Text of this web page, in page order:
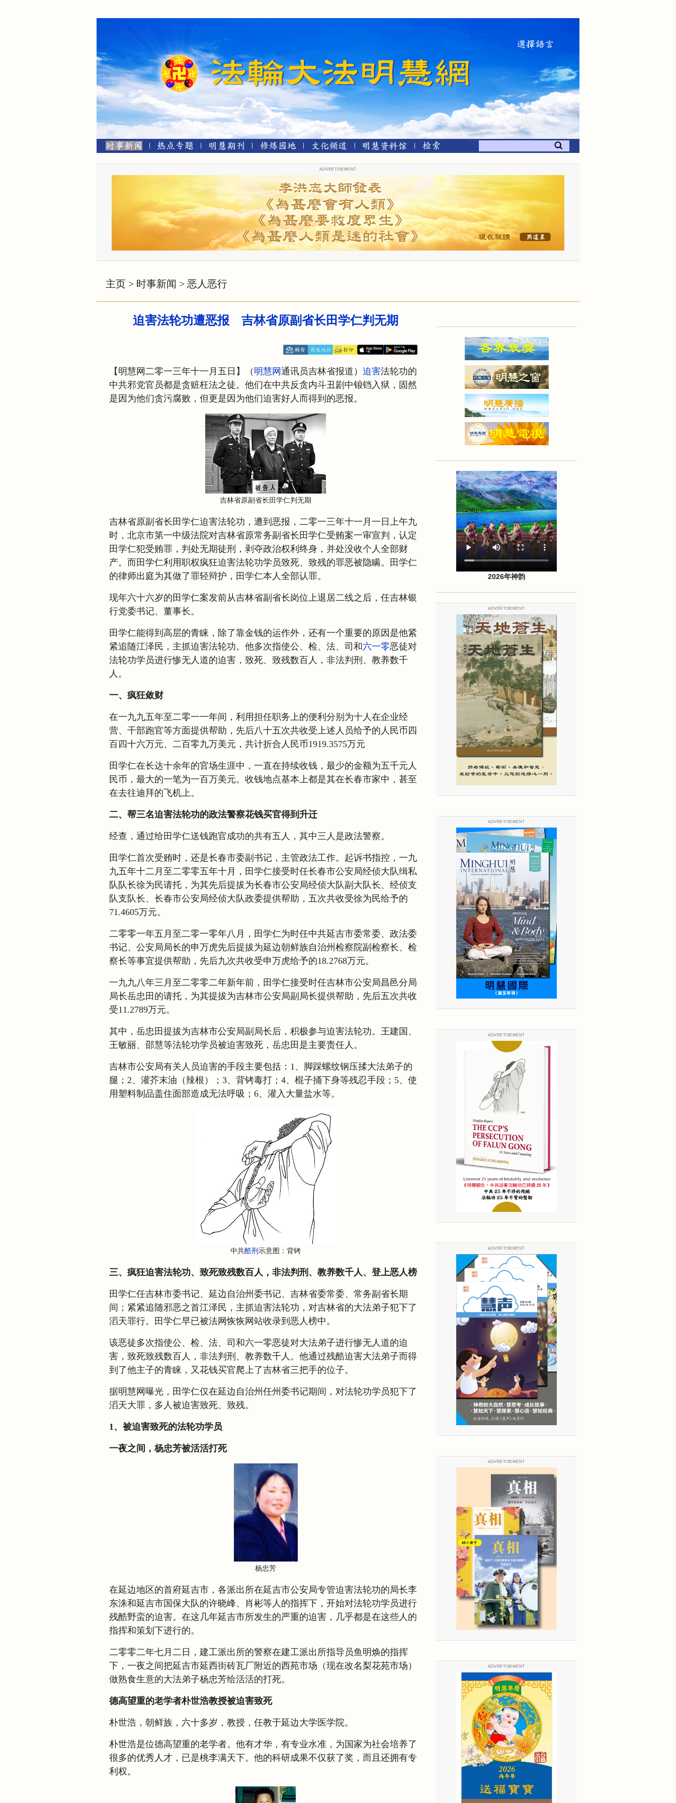
ADVERTISEMENT
主页 > 时事新闻 > 恶人恶行
迫害法轮功遭恶报 吉林省原副省长田学仁判无期
【明慧网二零一三年十一月五日】（ 明慧网 通讯员吉林省报道） 迫害法轮功的
中共邪党官员都是贪赃枉法之徒。他们在中共反贪内斗丑剧中锒铛入狱，固然
是因为他们贪污腐败，但更是因为他们迫害好人而得到的恶报。
吉林省原副省长田学仁判无期
吉林省原副省长田学仁迫害法轮功，遭到恶报，二零一三年十一月一日上午九
时，北京市第一中级法院对吉林省原常务副省长田学仁受贿案一审宣判，认定
田学仁犯受贿罪，判处无期徒刑，剥夺政治权利终身，并处没收个人全部财
产。而田学仁利用职权疯狂迫害法轮功学员致死、致残的罪恶被隐瞒。田学仁
的律师出庭为其做了罪轻辩护，田学仁本人全部认罪。
现年六十六岁的田学仁案发前从吉林省副省长岗位上退居二线之后，任吉林银
行党委书记、董事长。
田学仁能得到高层的青睐，除了靠金钱的运作外，还有一个重要的原因是他紧
紧追随江泽民，主抓迫害法轮功。他多次指使公、检、法、司和六一零恶徒对
法轮功学员进行惨无人道的迫害，致死、致残数百人，非法判刑、教养数千
人。
一、疯狂敛财
在一九九五年至二零一一年间，利用担任职务上的便利分别为十人在企业经
营、干部跑官等方面提供帮助，先后八十五次共收受上述人员给予的人民币四
百四十六万元、二百零九万美元，共计折合人民币1919.3575万元
田学仁在长达十余年的官场生涯中，一直在持续收钱，最少的金额为五千元人
民币，最大的一笔为一百万美元。收钱地点基本上都是其在长春市家中，甚至
在去往迪拜的飞机上。
二、帮三名迫害法轮功的政法警察花钱买官得到升迁
经查，通过给田学仁送钱跑官成功的共有五人，其中三人是政法警察。
田学仁首次受贿时，还是长春市委副书记，主管政法工作。起诉书指控，一九
九五年十二月至二零零五年十月，田学仁接受时任长春市公安局经侦大队缉私
队队长徐为民请托，为其先后提拔为长春市公安局经侦大队副大队长、经侦支
队支队长、长春市公安局经侦大队政委提供帮助，五次共收受徐为民给予的
71.4605万元。
二零零一年五月至二零一零年八月，田学仁为时任中共延吉市委常委、政法委
书记、公安局局长的申万虎先后提拔为延边朝鲜族自治州检察院副检察长、检
察长等事宜提供帮助，先后九次共收受申万虎给予的18.2768万元。
一九九八年三月至二零零二年新年前，田学仁接受时任吉林市公安局昌邑分局
局长岳忠田的请托，为其提拔为吉林市公安局副局长提供帮助，先后五次共收
受11.2789万元。
其中，岳忠田提拔为吉林市公安局副局长后，积极参与迫害法轮功。王建国、
王敏丽、邵慧等法轮功学员被迫害致死，岳忠田是主要责任人。
吉林市公安局有关人员迫害的手段主要包括：1、脚踩螺纹钢压揉大法弟子的
腿；2、灌芥末油（辣根）；3、背铐毒打；4、棍子捅下身等残忍手段；5、使
用塑料制品盖住面部造成无法呼吸；6、灌入大量盐水等。
中共酷刑 示意图：背铐
三、疯狂迫害法轮功、致死致残数百人，非法判刑、教养数千人、登上恶人榜
田学仁任吉林市委书记、延边自治州委书记、吉林省委常委、常务副省长期
间；紧紧追随邪恶之首江泽民，主抓迫害法轮功，对吉林省的大法弟子犯下了
滔天罪行。田学仁早已被法网恢恢网站收录到恶人榜中。
该恶徒多次指使公、检、法、司和六一零恶徒对大法弟子进行惨无人道的迫
害，致死致残数百人，非法判刑、教养数千人。他通过残酷迫害大法弟子而得
到了他主子的青睐，又花钱买官爬上了吉林省三把手的位子。
据明慧网曝光，田学仁仅在延边自治州任州委书记期间，对法轮功学员犯下了
滔天大罪，多人被迫害致死、致残。
1、被迫害致死的法轮功学员
一夜之间，杨忠芳被活活打死
杨忠芳
在延边地区的首府延吉市，各派出所在延吉市公安局专管迫害法轮功的局长李
东洙和延吉市国保大队的许晓峰、肖彬等人的指挥下，开始对法轮功学员进行
残酷野蛮的迫害。在这几年延吉市所发生的严重的迫害，几乎都是在这些人的
指挥和策划下进行的。
二零零二年七月二日，建工派出所的警察在建工派出所指导员鱼明焕的指挥
下，一夜之间把延吉市延西街砖瓦厂附近的西苑市场（现在改名梨花苑市场）
做熟食生意的大法弟子杨忠芳给活活的打死。
德高望重的老学者朴世浩教授被迫害致死
朴世浩，朝鲜族，六十多岁，教授，任教于延边大学医学院。
朴世浩是位德高望重的老学者。他有才华，有专业水准，为国家为社会培养了
很多的优秀人才，已是桃李满天下。他的科研成果不仅获了奖，而且还拥有专
利权。
2026年神韵
ADVERTISEMENT
ADVERTISEMENT
ADVERTISEMENT
ADVERTISEMENT
ADVERTISEMENT
ADVERTISEMENT